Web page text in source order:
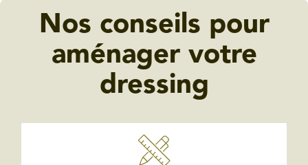
Nos conseils pour
aménager votre
dressing